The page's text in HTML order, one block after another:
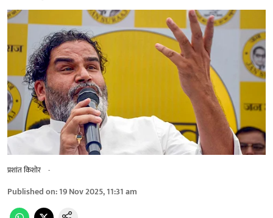
प्रशांत किशोर -
Published on:19 Nov 2025, 11:31 am